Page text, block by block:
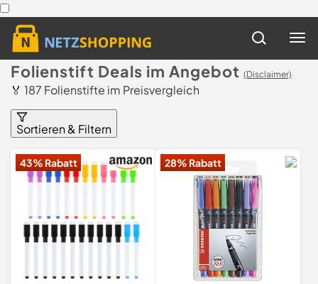
Folienstift Deals im Angebot (Disclaimer)
🏅 187 Folienstifte im Preisvergleich
Sortieren & Filtern
43% Rabatt 28% Rabatt